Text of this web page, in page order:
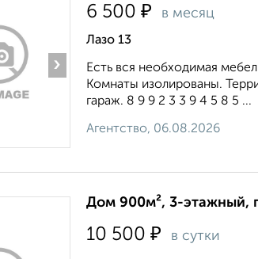
›
6 500 ₽ в месяц
Лазо 13
Есть вся необходимая
Комнаты изолированы.
гараж. 8 9 9 2 3 3 9 4 5 8 5 ...
Агентство, 06.08.2026
Дом 900м², 3-этажный,
10 500 ₽ в сутки